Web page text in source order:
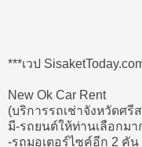
***เวป
New Ok Car Rent
(บริการรถเช่าจังหวัดศรี
มี-รถยนต์ให้ท่านเลือกม
-รถมอเตอร์ไซค์อีก 2 คัน